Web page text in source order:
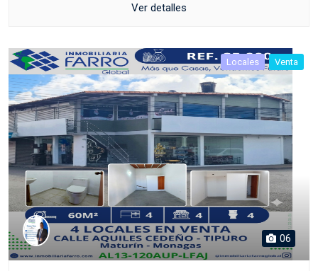
Ver detalles
Locales Venta
06